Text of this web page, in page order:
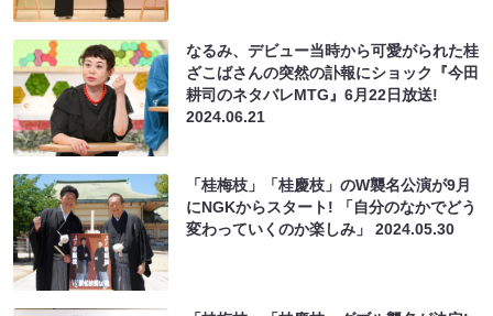
なるみ、デビュー当時から可愛がられた桂
ざこばさんの突然の訃報にショック『今田
耕司のネタバレMTG』6月22日放送!
2024.06.21
「桂梅枝」「桂慶枝」のW襲名公演が9月
にNGKからスタート! 「自分のなかでどう
変わっていくのか楽しみ」2024.05.30